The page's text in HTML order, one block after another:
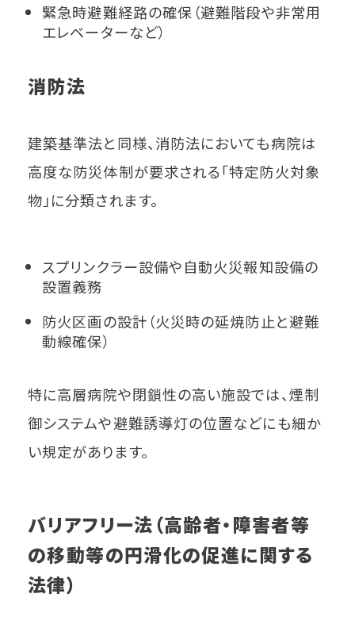
緊急時避難経路の確保（避難階段や非常用
エレベーターなど）
消防法
建築基準法と同様、消防法においても病院は
高度な防災体制が要求される「特定防火対象
物」に分類されます。
スプリンクラー設備や自動火災報知設備の
設置義務
防火区画の設計（火災時の延焼防止と避難
動線確保）
特に高層病院や閉鎖性の高い施設では、煙制
御システムや避難誘導灯の位置などにも細か
い規定があります。
バリアフリー法（高齢者・障害者等
の移動等の円滑化の促進に関する
法律）